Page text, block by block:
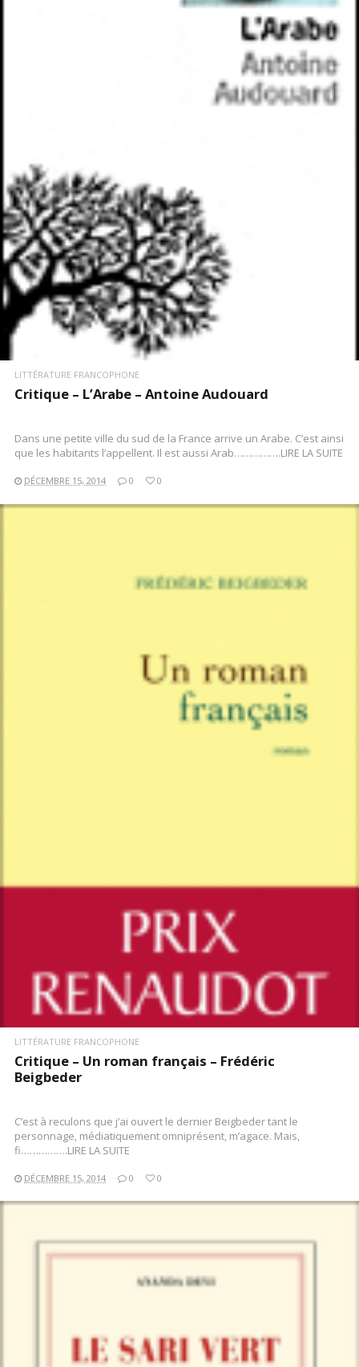
LITTÉRATURE FRANCOPHONE
Critique – L’Arabe – Antoine Audouard
Dans une petite ville du sud de la France arrive un Arabe. C’est ainsi
que les habitants l’appellent. Il est aussi Arab…………….LIRE LA SUITE
DÉCEMBRE 15, 2014 0 0
LITTÉRATURE FRANCOPHONE
Critique – Un roman français – Frédéric
Beigbeder
C’est à reculons que j’ai ouvert le dernier Beigbeder tant le
personnage, médiatiquement omniprésent, m’agace. Mais,
fi…………….LIRE LA SUITE
DÉCEMBRE 15, 2014 0 0